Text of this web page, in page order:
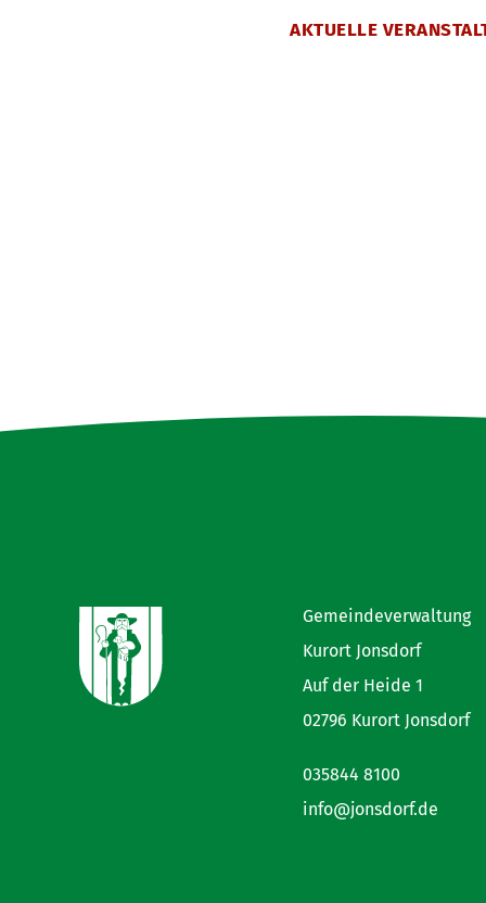
AKTUELLE
Gemeindeverwaltung
Kurort Jonsdorf
Auf der Heide 1
02796 Kurort Jonsdorf
035844 8100
info@jonsdorf.de